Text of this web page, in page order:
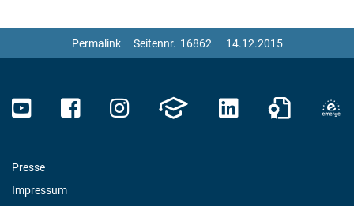
Permalink Seitennr. 14.12.2015
Presse
Impressum